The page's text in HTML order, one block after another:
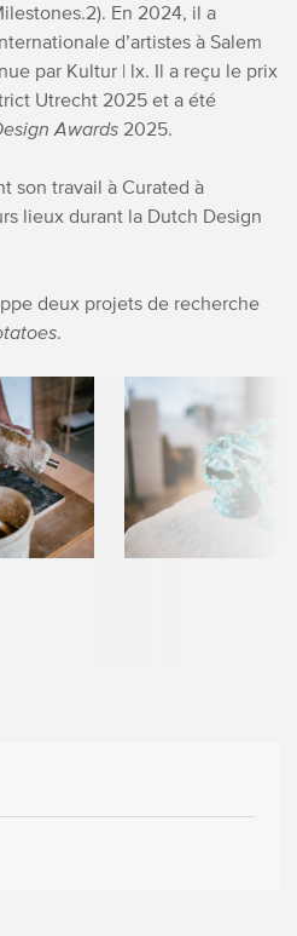
En 2024, il a
d’artistes à Salem
par Kultur | lx. Il a reçu le prix
Utrecht 2025 et a été
Awards 2025.
son travail à Curated à
lieux durant la Dutch Design
deux projets de recherche
.